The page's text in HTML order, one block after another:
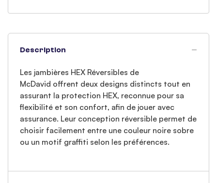
Description
Les jambières HEX Réversibles de
McDavid offrent deux designs distincts tout en
assurant la protection HEX, reconnue pour sa
flexibilité et son confort, afin de jouer avec
assurance. Leur conception réversible permet de
choisir facilement entre une couleur noire sobre
ou un motif graffiti selon les préférences.